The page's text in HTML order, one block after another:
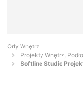
Orły Wnętrz
Projekty Wnętrz,
Softline Studio